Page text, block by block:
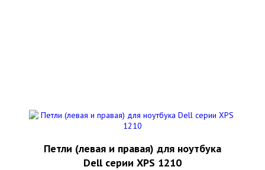
Петли (левая и правая) для ноутбука
Dell серии XPS 1210